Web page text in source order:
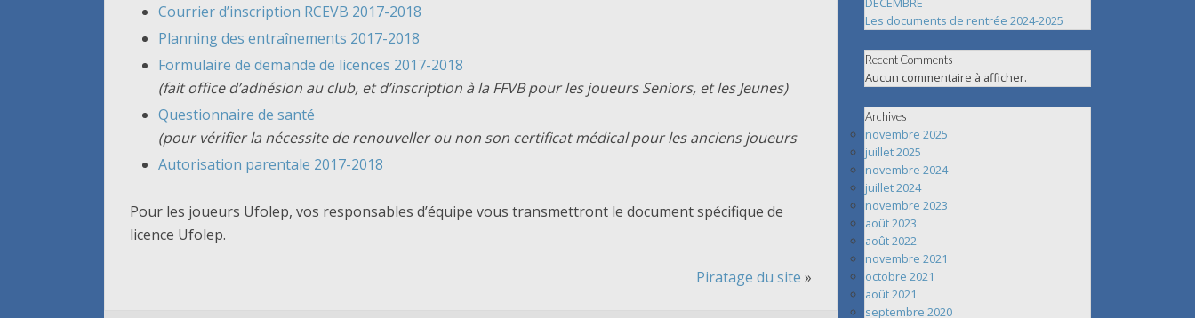
Courrier d’inscription RCEVB 2017-2018
Planning des entraînements 2017-2018
Formulaire de demande de licences 2017-2018
(fait office d’adhésion au club, et d’inscription à la FFVB pour les joueurs Seniors, et les Jeunes)
Questionnaire de santé
(pour vérifier la nécessite de renouveller ou non son certificat médical pour les anciens joueurs
Autorisation parentale 2017-2018
Pour les joueurs Ufolep, vos responsables d’équipe vous transmettront le document spécifique de
licence Ufolep.
Piratage du site »
Les documents de rentrée 2024-2025
Recent Comments
Aucun commentaire à afficher.
Archives
novembre 2025
juillet 2025
novembre 2024
juillet 2024
novembre 2023
août 2023
août 2022
novembre 2021
octobre 2021
août 2021
septembre 2020